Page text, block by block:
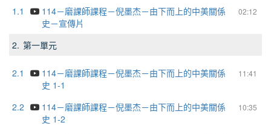
1.1 02:12
114－磨課師課程－倪墨杰－由下而上的中美關係
史－宣傳片
2. 第一單元
2.1 11:41
114－磨課師課程－倪墨杰－由下而上的中美關係
史 1-1
2.2
10:35
114－磨課師課程－倪墨杰－由下而上的中美關係
史 1-2